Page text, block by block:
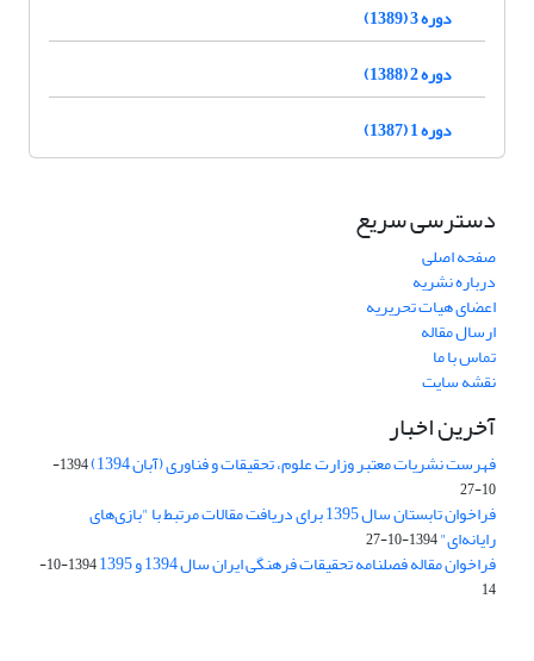
دوره 3 (1389)
دوره 2 (1388)
دوره 1 (1387)
دسترسی سریع
صفحه اصلی
درباره نشریه
اعضای هیات تحریریه
ارسال مقاله
تماس با ما
نقشه سایت
آخرین اخبار
فهرست نشریات معتبر وزارت علوم، تحقیقات و فناوری (آبان 1394)
1394-
10-27
فراخوان تابستان سال 1395 برای دریافت مقالات مرتبط با "بازی‌های
رایانه‌ای"1394-10-27
فراخوان مقاله فصلنامه تحقیقات فرهنگی ایران سال 1394 و 1395
1394-10-
14